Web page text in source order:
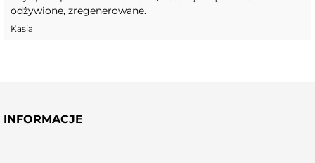
odżywione, zregenerowane.
Kasia
INFORMACJE